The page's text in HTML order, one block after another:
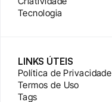
Tecnologia
LINKS ÚTEIS
Política de Privacidade
Termos de Uso
Tags